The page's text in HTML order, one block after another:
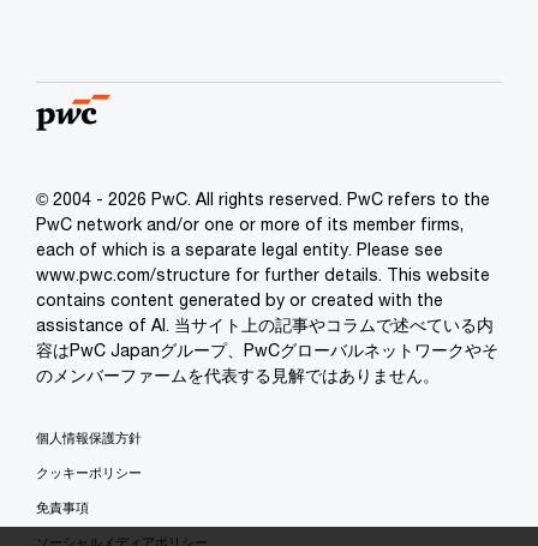
© 2004 - 2026 PwC. All rights reserved. PwC refers to the
PwC network and/or one or more of its member firms,
each of which is a separate legal entity. Please see
www.pwc.com/structure for further details. This website
contains content generated by or created with the
assistance of AI. 当サイト上の記事やコラムで述べている内
容はPwC Japanグループ、PwCグローバルネットワークやそ
のメンバーファームを代表する見解ではありません。
個人情報保護方針
クッキーポリシー
免責事項
ソーシャルメディアポリシー